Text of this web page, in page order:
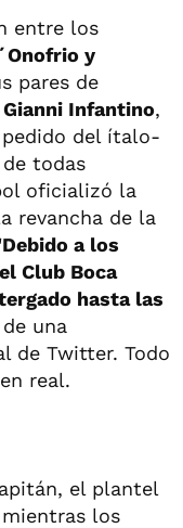
entre los
y
pares de
Gianni Infantino,
del ítalo-
todas
oficializó la
revancha de la
a los
Club Boca
hasta las
una
de Twitter. Todo
real.
el plantel
los